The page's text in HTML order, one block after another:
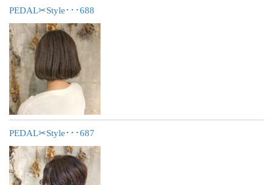
PEDAL✂︎Style･･･688
PEDAL✂︎Style･･･687